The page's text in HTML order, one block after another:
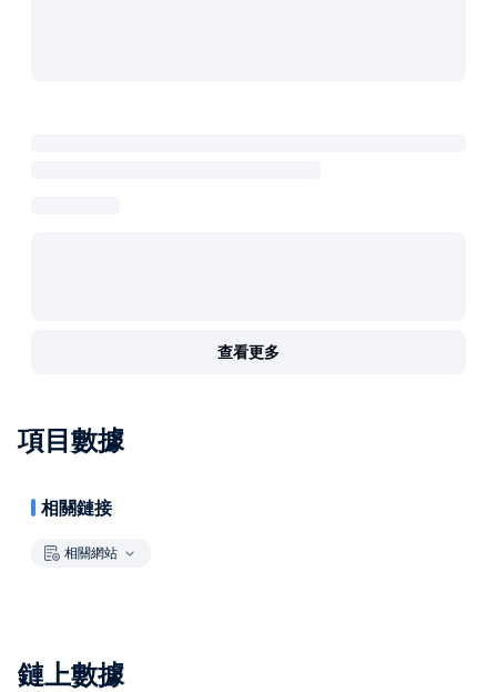
查看更多
項目數據
相關鏈接
相關網站
鏈上數據